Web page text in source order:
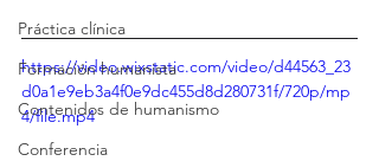
Práctica clínica
Formación humanista
Contenidos de humanismo
Conferencia
https://video.wixstatic.com/video/d44563_23
d0a1e9eb3a4f0e9dc455d8d280731f/720p/mp
4/file.mp4